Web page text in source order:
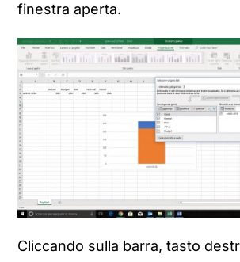
finestra aperta.
Cliccando sulla barra, tasto